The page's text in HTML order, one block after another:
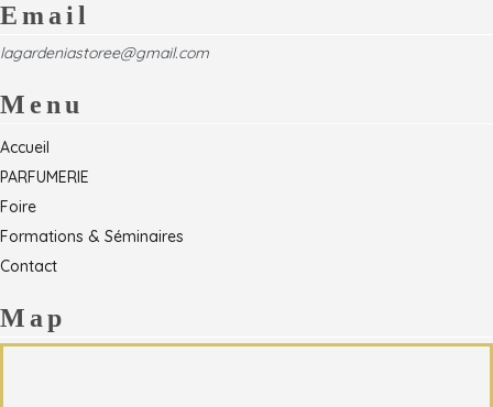
Email
lagardeniastoree@gmail.com
Menu
Accueil
PARFUMERIE
Foire
Formations & Séminaires
Contact
Map